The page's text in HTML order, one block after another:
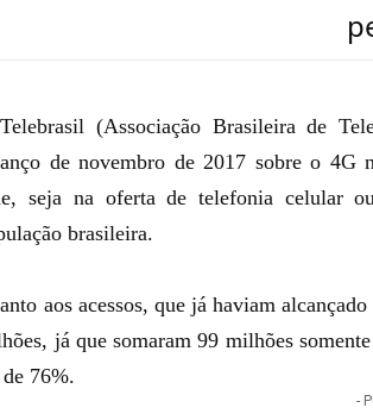
(Associação Brasileira de
de novembro de 2017 sobre o 4G
seja na oferta de telefonia celular
brasileira.
aos acessos, que já haviam
já que somaram 99 milhões
76%.
-